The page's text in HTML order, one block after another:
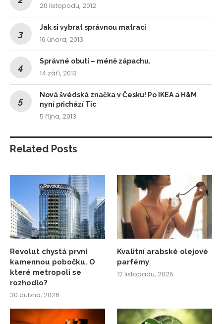
20 listopadu, 2012
Jak si vybrat správnou matraci
16 února, 2013
Správné obutí – méně zápachu.
14 září, 2013
Nová švédská značka v Česku! Po IKEA a H&M
nyní přichází Tic
5 října, 2013
Related Posts
Revolut chystá první
kamennou pobočku. O
které metropoli se
rozhodlo?
30 dubna, 2026
Kvalitní arabské olejové
parfémy
12 listopadu, 2025